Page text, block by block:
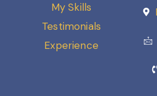
My Skills
Testimonials
Experience